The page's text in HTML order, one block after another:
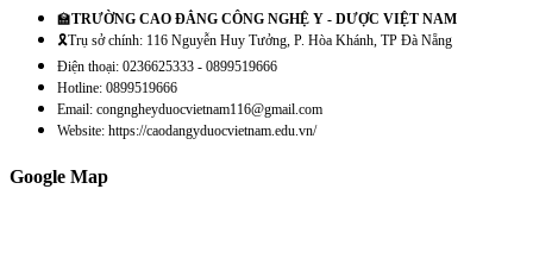
🏫TRƯỜNG CAO ĐẲNG CÔNG NGHỆ Y - DƯỢC VIỆT NAM
🎗️Trụ sở chính: 116 Nguyễn Huy Tưởng, P. Hòa Khánh, TP Đà Nẵng
Điện thoại: 0236625333 - 0899519666
Hotline: 0899519666
Email: congngheyduocvietnam116@gmail.com
Website: https://caodangyduocvietnam.edu.vn/
Google Map